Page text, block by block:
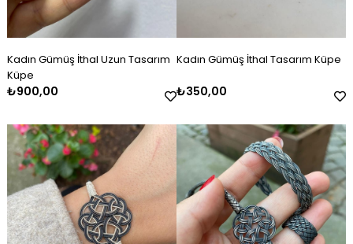
Kadın Gümüş İthal Uzun Tasarım
Küpe
₺900,00
Kadın Gümüş İthal Tasarım Küpe
₺350,00